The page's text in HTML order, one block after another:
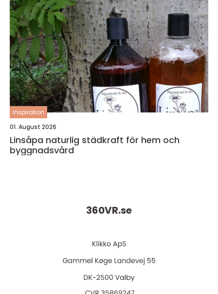
inspiration
01. August 2026
Linsåpa naturlig städkraft för hem och
byggnadsvård
360VR.se